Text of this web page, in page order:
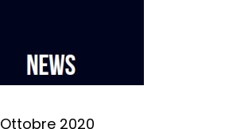
Ottobre 2020